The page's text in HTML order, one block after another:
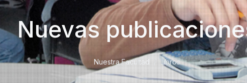
Nuevas
Nuestra Facultad Libros